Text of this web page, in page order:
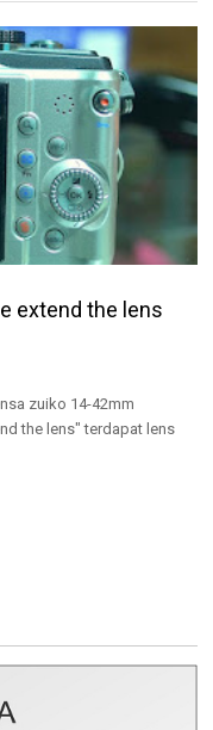
extend the lens
zuiko 14-42mm
the lens" terdapat lens